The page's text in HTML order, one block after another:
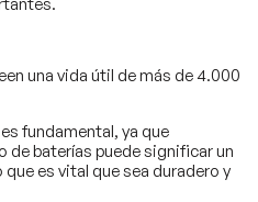
una vida útil de más de 4.000
fundamental, ya que
de baterías puede significar un
es vital que sea duradero y